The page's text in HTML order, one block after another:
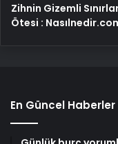
Zihnin Gizemli
Ötesi :
En Güncel Haberler